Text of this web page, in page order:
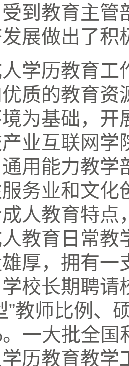
到教育主
展做出了积
学历教育工
质的教育
为基础，
业互联网学
用能力教学
务业和文
人教育特
教育日常教
厚，拥有
校长期聘
”教师比例、
。一大批全国
历教育教学